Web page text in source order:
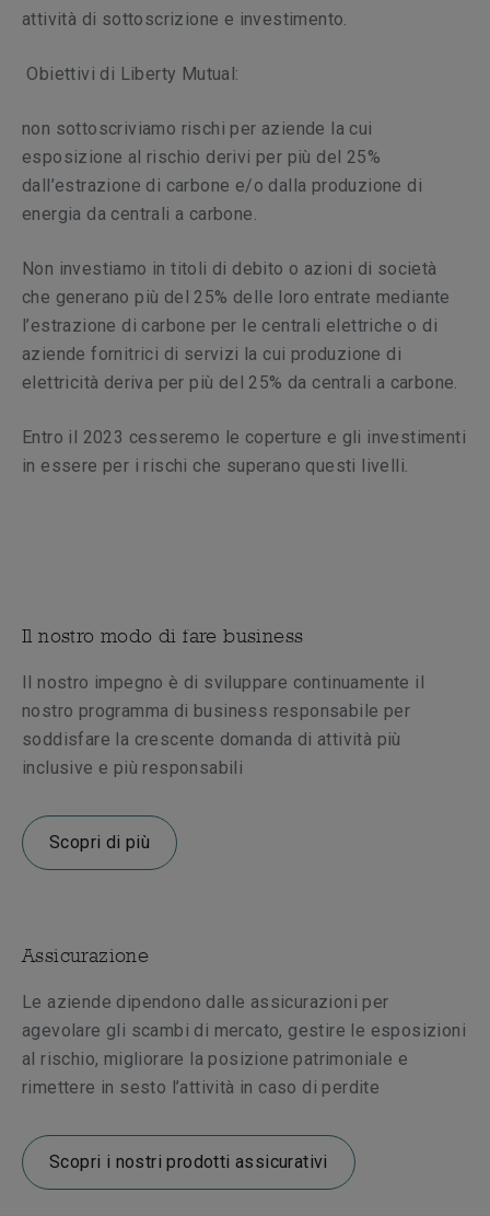
attività di sottoscrizione e investimento.
Obiettivi di Liberty Mutual:
non sottoscriviamo rischi per aziende la cui
esposizione al rischio derivi per più del 25%
dall’estrazione di carbone e/o dalla produzione di
energia da centrali a carbone.
Non investiamo in titoli di debito o azioni di società
che generano più del 25% delle loro entrate mediante
l’estrazione di carbone per le centrali elettriche o di
aziende fornitrici di servizi la cui produzione di
elettricità deriva per più del 25% da centrali a carbone.
Entro il 2023 cesseremo le coperture e gli investimenti
in essere per i rischi che superano questi livelli.
Il nostro modo di fare business
Il nostro impegno è di sviluppare continuamente il
nostro programma di business responsabile per
soddisfare la crescente domanda di attività più
inclusive e più responsabili
Scopri di più
Assicurazione
Le aziende dipendono dalle assicurazioni per
agevolare gli scambi di mercato, gestire le esposizioni
al rischio, migliorare la posizione patrimoniale e
rimettere in sesto l’attività in caso di perdite
Scopri i nostri prodotti assicurativi